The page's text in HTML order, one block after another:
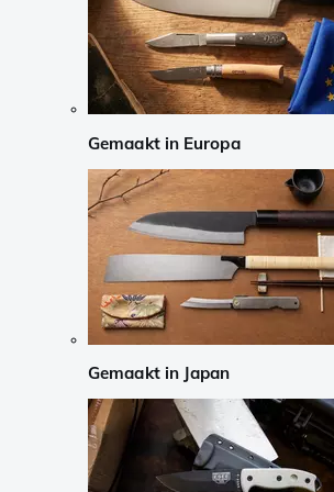
Gemaakt in Europa
Gemaakt in Japan